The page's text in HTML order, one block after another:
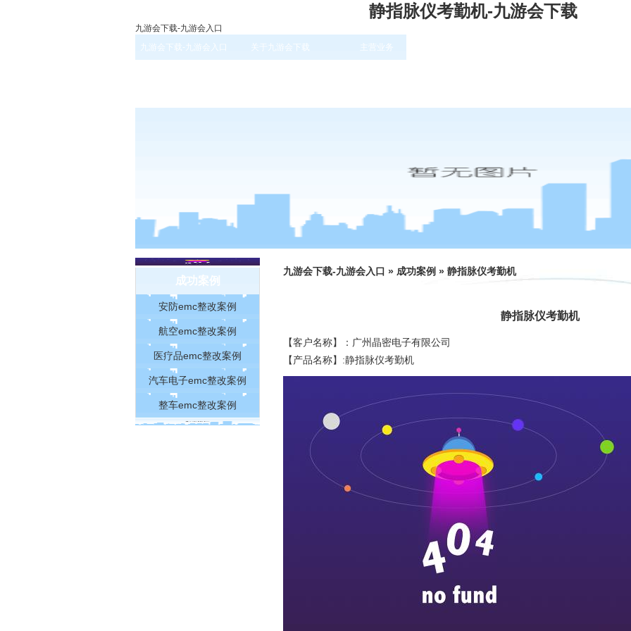
静指脉仪考勤机-九游会下载
九游会下载-九游会入口
九游会下载-九游会入口
关于九游会下载 主营业务
成功案例
安防emc整改案例
航空emc整改案例
医疗品emc整改案例
汽车电子emc整改案例
整车emc整改案例
九游会下载-九游会入口 » 成功案例 » 静指脉仪考勤机
静指脉仪考勤机
【客户名称】：广州晶密电子有限公司
【产品名称】:静指脉仪考勤机